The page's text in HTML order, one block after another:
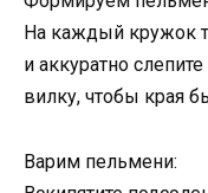
На каждый кружок
и аккуратно
вилку, чтобы края
Варим пельмени: